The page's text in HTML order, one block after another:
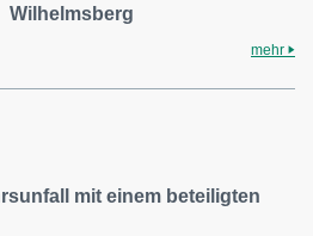
Wilhelmsberg
mehr
mit einem beteiligten